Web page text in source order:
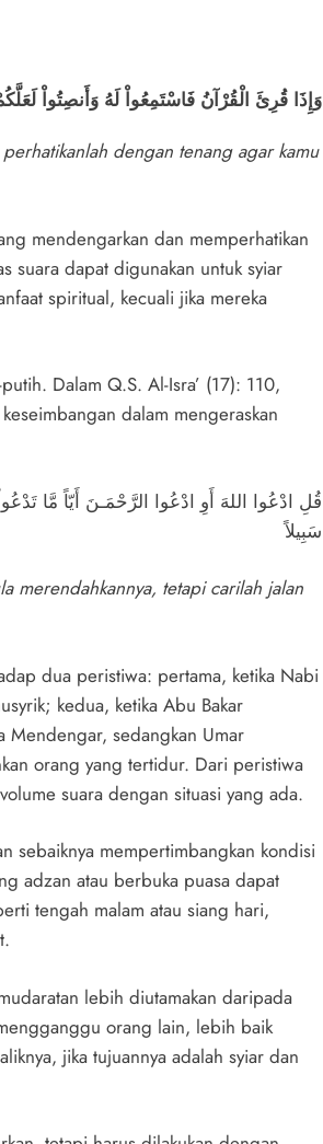
وَإِذَا قُرِئَ الْقُرْآنُ فَاسْتَمِعُواْ لَهُ وَأَنصِتُواْ
dengan tenang agar kamu
mendengarkan dan memperhatikan
suara dapat digunakan untuk syiar
spiritual, kecuali jika mereka
Dalam Q.S. Al-Isra’ (17): 110,
dalam mengeraskan
قُلِ ادْعُوا اللهَ أَوِ ادْعُوا الرَّحْمَـنَ أَيّاً مَّا
سَبِيلاً
merendahkannya, tetapi carilah jalan
dua peristiwa: pertama, ketika Nabi
kedua, ketika Abu Bakar
Mendengar, sedangkan Umar
orang yang tertidur. Dari peristiwa
suara dengan situasi yang ada.
sebaiknya mempertimbangkan kondisi
adzan atau berbuka puasa dapat
tengah malam atau siang hari,
lebih diutamakan daripada
orang lain, lebih baik
jika tujuannya adalah syiar dan